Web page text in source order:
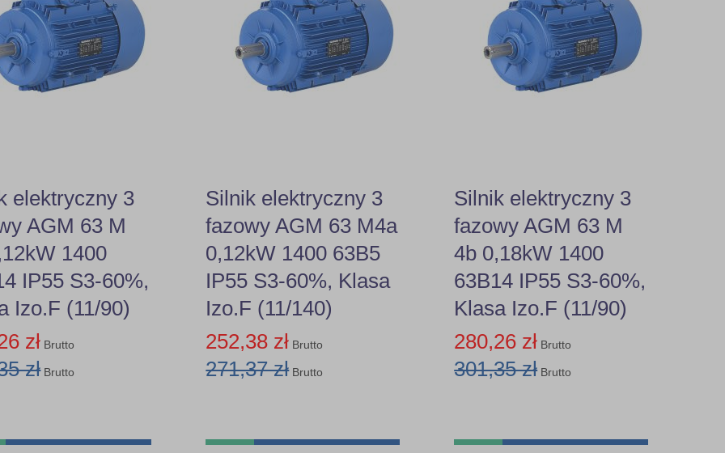
elektryczny 3
AGM 63 M
1400
IP55 S3-60%,
Izo.F (11/90)
zł Brutto
zł Brutto
Silnik elektryczny 3
fazowy AGM 63 M4a
0,12kW 1400 63B5
IP55 S3-60%, Klasa
Izo.F (11/140)
252,38 zł Brutto
271,37 zł Brutto
Silnik elektryczny 3
fazowy AGM 63 M
4b 0,18kW 1400
63B14 IP55 S3-60%,
Klasa Izo.F (11/90)
280,26 zł Brutto
301,35 zł Brutto